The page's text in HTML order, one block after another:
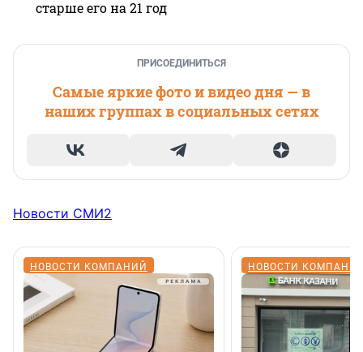
старше его на 21 год
ПРИСОЕДИНИТЬСЯ
Самые яркие фото и видео дня — в
наших группах в социальных сетях
Новости СМИ2
НОВОСТИ КОМПАНИЙ НОВОСТИ